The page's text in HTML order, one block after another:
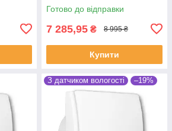
Готово до відправки
7 285,95 ₴ 8 995 ₴
Купити
З датчиком вологості –19%